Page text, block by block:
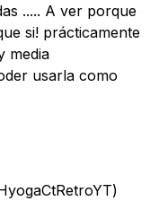
..... A ver porque
si! prácticamente
media
usarla como